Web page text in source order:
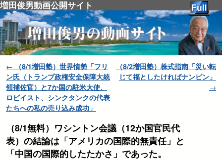
増田俊男動画公開サイト
投稿ナビゲーション
← （8/1増田塾）世界情勢「フリ
ン氏（トランプ政権安全保障大統
領補佐官）と7か国の駐米大使、
ロビイスト、シンクタンクの代表
たちへの私の売り込み成功」
（8/2増田塾）株式指南「災い転
じて福としたければナンピン」
→
（8/1無料）ワシントン会議（12か国官民代
表）の結論は「アメリカの国際的無責任」と
「中国の国際的したたかさ」であった。